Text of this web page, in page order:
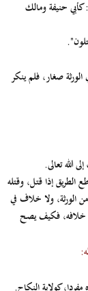
كأبي حنيفة ومالك
صغار، فلم ينكر
الله تعالى.
الطريق إذا قتل، وقتله
الورثة، ولا خلاف في
خلافه، فكيف يصح